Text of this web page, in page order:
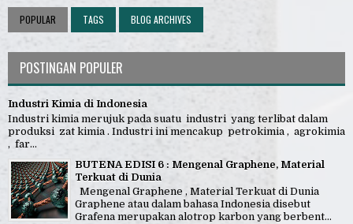
POPULAR TAGS BLOG ARCHIVES
POSTINGAN POPULER
Industri Kimia di Indonesia
Industri kimia merujuk pada suatu industri yang terlibat dalam
produksi zat kimia . Industri ini mencakup petrokimia , agrokimia
, far...
BUTENA EDISI 6 : Mengenal Graphene, Material
Terkuat di Dunia
Mengenal Graphene , Material Terkuat di Dunia
Graphene atau dalam bahasa Indonesia disebut
Grafena merupakan alotrop karbon yang berbent...